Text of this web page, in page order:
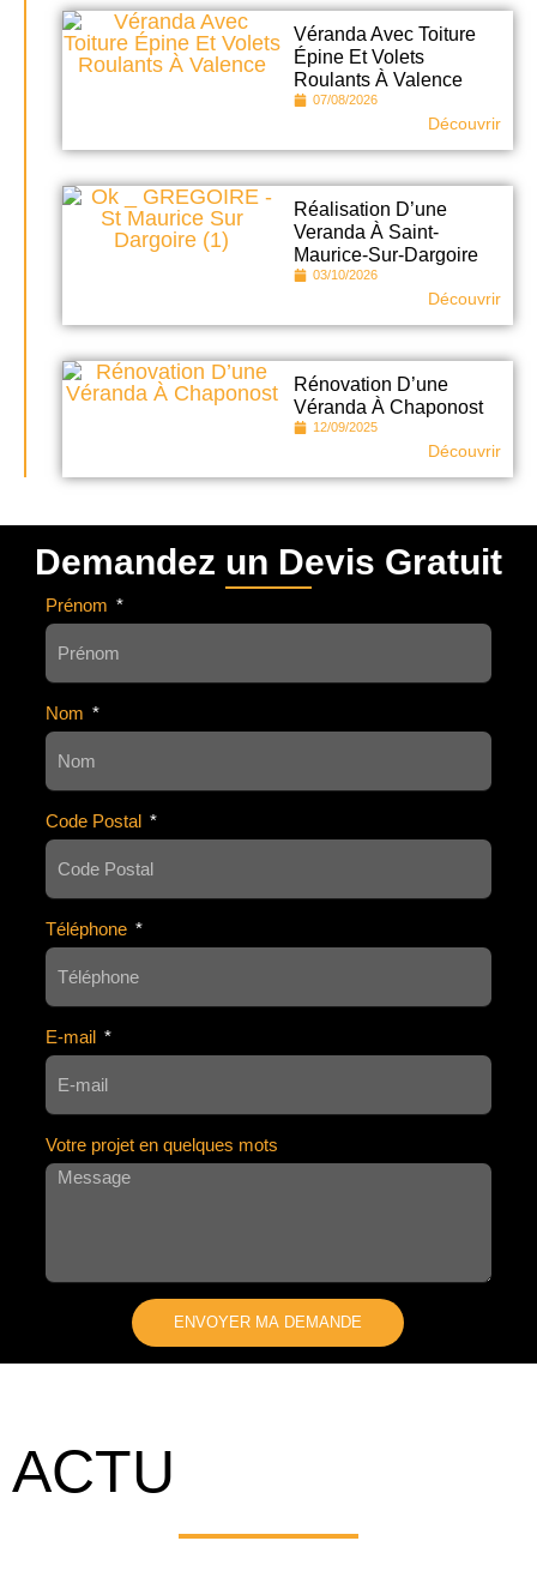
Véranda Avec Toiture
Épine Et Volets
Roulants À Valence
07/08/2026
Découvrir
Réalisation D’une
Veranda À Saint-
Maurice-Sur-Dargoire
03/10/2026
Découvrir
Rénovation D’une
Véranda À Chaponost
12/09/2025
Découvrir
Demandez un Devis Gratuit
Prénom
Nom
Code Postal
Téléphone
E-mail
Votre projet en quelques mots
ENVOYER MA DEMANDE
A
R
ACTU